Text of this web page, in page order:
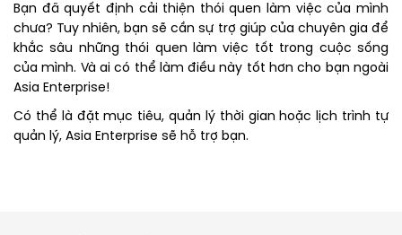
Bạn đã quyết định cải thiện thói quen làm việc của mình
chưa? Tuy nhiên, bạn sẽ cần sự trợ giúp của chuyên gia để
khắc sâu những thói quen làm việc tốt trong cuộc sống
của mình. Và ai có thể làm điều này tốt hơn cho bạn ngoài
Asia Enterprise!
Có thể là đặt mục tiêu, quản lý thời gian hoặc lịch trình tự
quản lý, Asia Enterprise sẽ hỗ trợ bạn.